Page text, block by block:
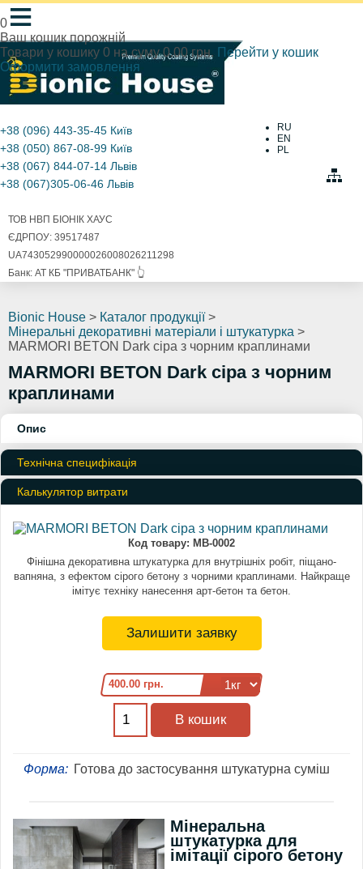
0
Ваш кошик порожній
Товари у кошику 0 на суму0.00 грн. Перейти у кошик
Оформити замовлення
≡
RU
EN
PL
+38 (096) 443-35-45 Київ
+38 (050) 867-08-99 Київ
+38 (067) 844-07-14 Львів
+38 (067)305-06-46 Львів
ТОВ НВП БІОНІК ХАУС
ЄДРПОУ: 39517487
UA743052990000026008026211298
Банк: АТ КБ "ПРИВАТБАНК" 👆
Bionic House > Каталог продукції>
Мінеральні декоративні матеріали і штукатурка >
MARMORI BETON Dark сіра з чорним краплинами
MARMORI BETON Dark сіра з чорним
краплинами
Опис
Технічна специфікація
Калькулятор витрати
Код товару: MB-0002
Фінішна декоративна штукатурка для внутрішніх робіт, піщано-
вапняна, з ефектом сірого бетону з чорними краплинами. Найкраще
імітує техніку нанесення арт-бетон та бетон.
Залишити заявку
400.00 грн.
Форма: Готова до застосування штукатурна суміш
Мінеральна
штукатурка для
імітації сірого бетону